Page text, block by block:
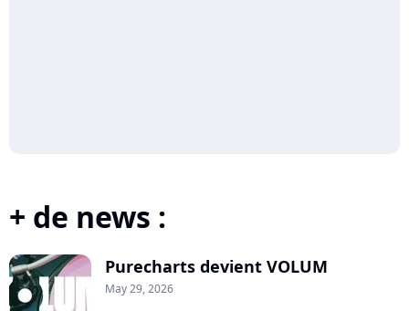
+ de news :
Purecharts devient VOLUM
May 29, 2026